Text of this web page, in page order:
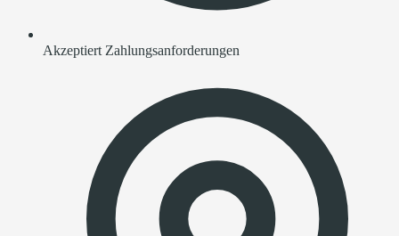
Akzeptiert Zahlungsanforderungen